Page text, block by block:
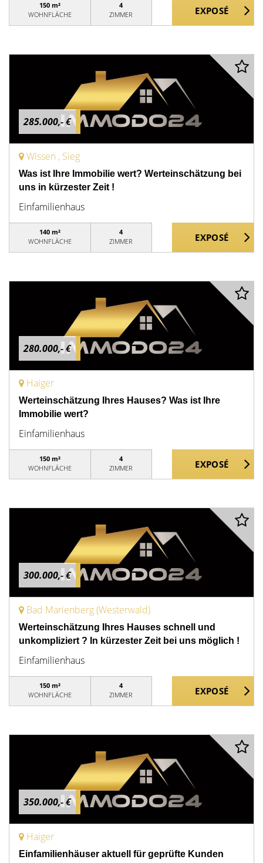
150 m²
WOHNFLÄCHE
4
ZIMMER
285.000,- €
Wissen , Sieg
Was ist Ihre Immobilie wert? Werteinschätzung bei
uns in kürzester Zeit !
Einfamilienhaus
140 m²
WOHNFLÄCHE
4
ZIMMER
280.000,- €
Haiger
Werteinschätzung Ihres Hauses? Was ist Ihre
Immobilie wert?
Einfamilienhaus
150 m²
WOHNFLÄCHE
4
ZIMMER
300.000,- €
Bad Marienberg (Westerwald)
Werteinschätzung Ihres Hauses schnell und
unkompliziert ? In kürzester Zeit bei uns möglich !
Einfamilienhaus
150 m²
WOHNFLÄCHE
4
ZIMMER
350.000,- €
Haiger
Einfamilienhäuser aktuell für geprüfte Kunden